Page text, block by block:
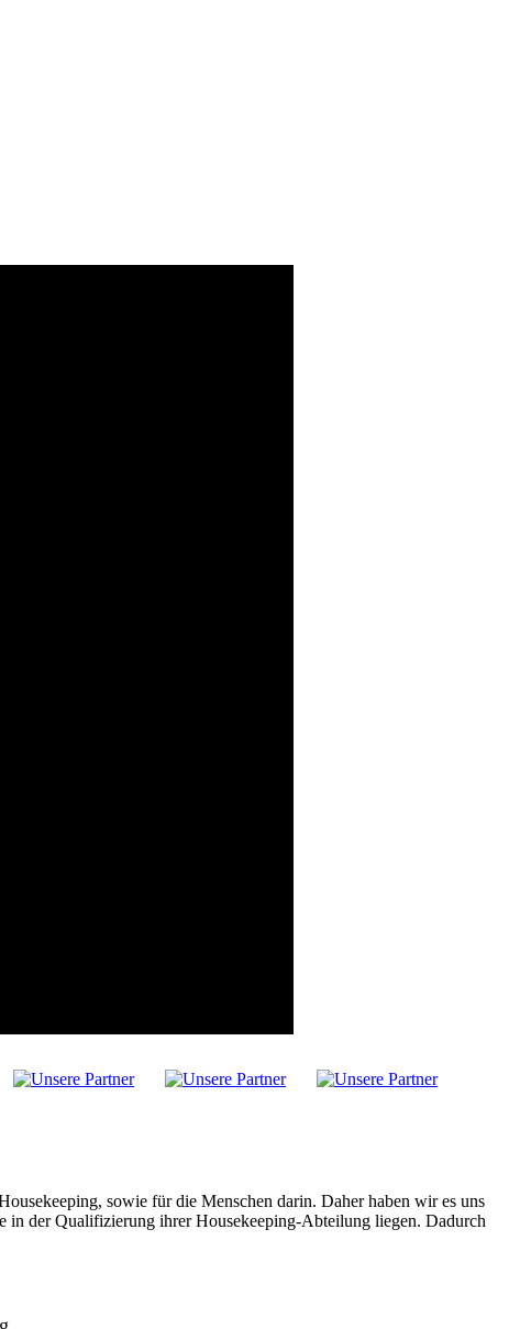
sowie für die Menschen darin. Daher haben wir es uns
in der Qualifizierung ihrer Housekeeping-Abteilung liegen. Dadurch